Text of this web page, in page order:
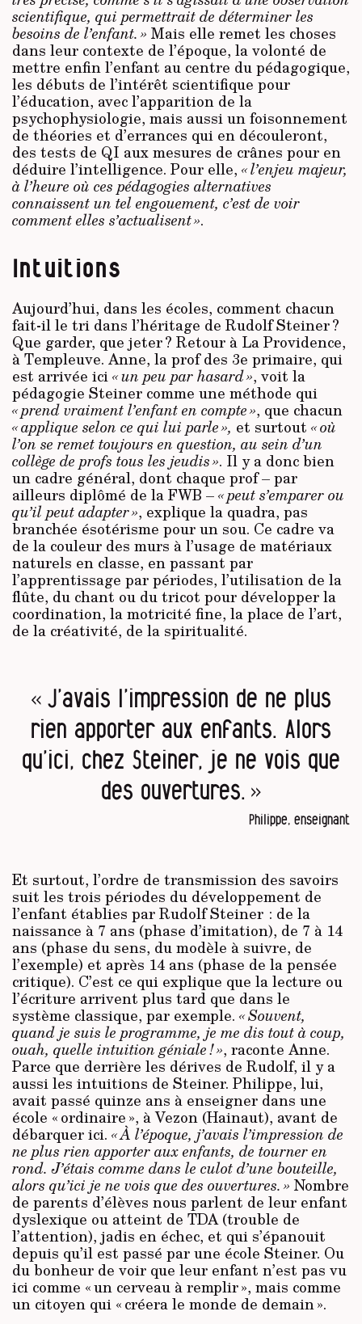
scientifique, qui permettrait de déterminer les
besoins de l’enfant. » Mais elle remet les choses
dans leur contexte de l’époque, la volonté de
mettre enfin l’enfant au centre du pédagogique,
les débuts de l’intérêt scientifique pour
l’éducation, avec l’apparition de la
psychophysiologie, mais aussi un foisonnement
de théories et d’errances qui en découleront,
des tests de QI aux mesures de crânes pour en
déduire l’intelligence. Pour elle, « l’enjeu majeur,
à l’heure où ces pédagogies alternatives
connaissent un tel engouement, c’est de voir
comment elles s’actualisent ».
Intuitions
Aujourd’hui, dans les écoles, comment chacun
fait-il le tri dans l’héritage de Rudolf Steiner ?
Que garder, que jeter ? Retour à La Providence,
à Templeuve. Anne, la prof des 3e primaire, qui
est arrivée ici« un peu par hasard », voit la
pédagogie Steiner comme une méthode qui
« prend vraiment l’enfant en compte », que chacun
« applique selon ce qui lui parle », et surtout « où
l’on se remet toujours en question, au sein d’un
collège de profs tous les jeudis ». Il y a donc bien
un cadre général, dont chaque prof – par
ailleurs diplômé de la FWB –« peut s’emparer ou
qu’il peut adapter », explique la quadra, pas
branchée ésotérisme pour un sou. Ce cadre va
de la couleur des murs à l’usage de matériaux
naturels en classe, en passant par
l’apprentissage par périodes, l’utilisation de la
flûte, du chant ou du tricot pour développer la
coordination, la motricité fine, la place de l’art,
de la créativité, de la spiritualité.
« J’avais l’impression de ne plus
rien apporter aux enfants. Alors
qu’ici, chez Steiner, je ne vois que
des ouvertures.​​​​ »
Philippe, enseignant
Et surtout, l’ordre de transmission des savoirs
suit les trois périodes du développement de
l’enfant établies par Rudolf Steiner : de la
naissance à 7 ans (phase d’imitation), de 7 à 14
ans (phase du sens, du modèle à suivre, de
l’exemple) et après 14 ans (phase de la pensée
critique). C’est ce qui explique que la lecture ou
l’écriture arrivent plus tard que dans le
système classique, par exemple. « Souvent,
quand je suis le programme, je me dis tout à coup,
ouah, quelle intuition géniale ! », raconte Anne.
Parce que derrière les dérives de Rudolf, il y a
aussi les intuitions de Steiner. Philippe, lui,
avait passé quinze ans à enseigner dans une
école « ordinaire », à Vezon (Hainaut), avant de
débarquer ici. « À l’époque, j’avais l’impression de
ne plus rien apporter aux enfants, de tourner en
rond. J’étais comme dans le culot d’une bouteille,
alors qu’ici je ne vois que des ouvertures. » Nombre
de parents d’élèves nous parlent de leur enfant
dyslexique ou atteint de TDA (trouble de
l’attention), jadis en échec, et qui s’épanouit
depuis qu’il est passé par une école Steiner. Ou
du bonheur de voir que leur enfant n’est pas vu
ici comme « un cerveau à remplir », mais comme
un citoyen qui « créera le monde de demain ».